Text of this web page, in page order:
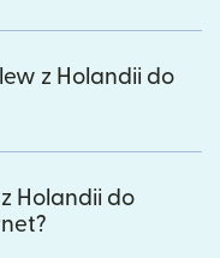
z Holandii do
Holandii do